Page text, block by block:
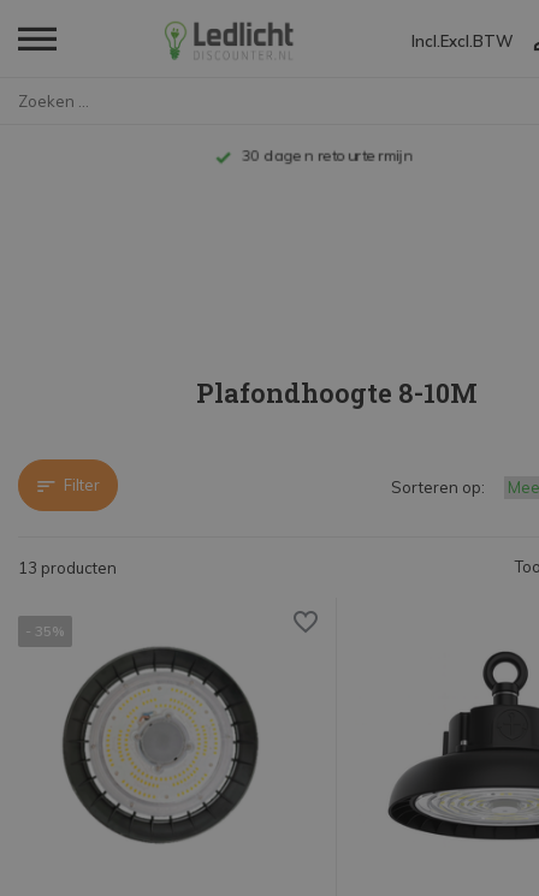
Incl. Excl. BTW
Tot 10 jaar garantie
Plafondhoogte 8-10M
Filter
13 producten
Sorteren op:
- 35%